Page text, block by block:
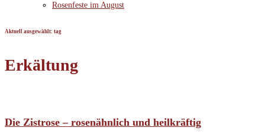
Rosenfeste im August
Aktuell ausgewählt: tag
Erkältung
Die Zistrose – rosenähnlich und heilkräftig